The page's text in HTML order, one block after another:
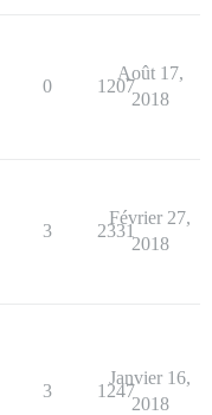
0 1207
Août 17,
2018
3 2331
Février 27,
2018
3 1247
Janvier 16,
2018